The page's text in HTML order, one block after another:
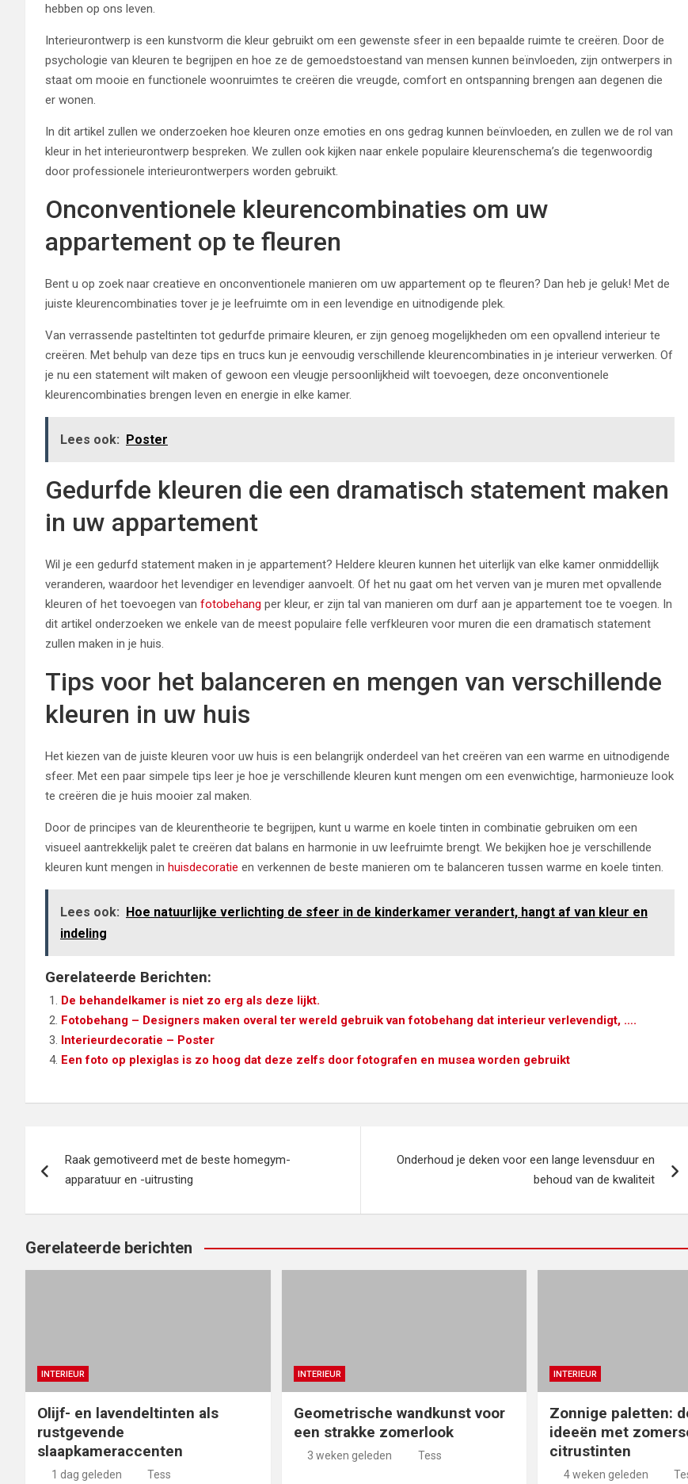
hebben op ons leven.
Interieurontwerp is een kunstvorm die kleur gebruikt om een gewenste sfeer in een bepaalde ruimte te creëren. Door de
psychologie van kleuren te begrijpen en hoe ze de gemoedstoestand van mensen kunnen beïnvloeden, zijn ontwerpers in
staat om mooie en functionele woonruimtes te creëren die vreugde, comfort en ontspanning brengen aan degenen die
er wonen.
In dit artikel zullen we onderzoeken hoe kleuren onze emoties en ons gedrag kunnen beïnvloeden, en zullen we de rol van
kleur in het interieurontwerp bespreken. We zullen ook kijken naar enkele populaire kleurenschema’s die tegenwoordig
door professionele interieurontwerpers worden gebruikt.
Onconventionele kleurencombinaties om uw
appartement op te fleuren
Bent u op zoek naar creatieve en onconventionele manieren om uw appartement op te fleuren? Dan heb je geluk! Met de
juiste kleurencombinaties tover je je leefruimte om in een levendige en uitnodigende plek.
Van verrassende pasteltinten tot gedurfde primaire kleuren, er zijn genoeg mogelijkheden om een opvallend interieur te
creëren. Met behulp van deze tips en trucs kun je eenvoudig verschillende kleurencombinaties in je interieur verwerken. Of
je nu een statement wilt maken of gewoon een vleugje persoonlijkheid wilt toevoegen, deze onconventionele
kleurencombinaties brengen leven en energie in elke kamer.
Lees ook: Poster
Gedurfde kleuren die een dramatisch statement maken
in uw appartement
Wil je een gedurfd statement maken in je appartement? Heldere kleuren kunnen het uiterlijk van elke kamer onmiddellijk
veranderen, waardoor het levendiger en levendiger aanvoelt. Of het nu gaat om het verven van je muren met opvallende
kleuren of het toevoegen van fotobehang per kleur, er zijn tal van manieren om durf aan je appartement toe te voegen. In
dit artikel onderzoeken we enkele van de meest populaire felle verfkleuren voor muren die een dramatisch statement
zullen maken in je huis.
Tips voor het balanceren en mengen van verschillende
kleuren in uw huis
Het kiezen van de juiste kleuren voor uw huis is een belangrijk onderdeel van het creëren van een warme en uitnodigende
sfeer. Met een paar simpele tips leer je hoe je verschillende kleuren kunt mengen om een evenwichtige, harmonieuze look
te creëren die je huis mooier zal maken.
Door de principes van de kleurentheorie te begrijpen, kunt u warme en koele tinten in combinatie gebruiken om een
visueel aantrekkelijk palet te creëren dat balans en harmonie in uw leefruimte brengt. We bekijken hoe je verschillende
kleuren kunt mengen in huisdecoratie en verkennen de beste manieren om te balanceren tussen warme en koele tinten.
Lees ook: Hoe natuurlijke verlichting de sfeer in de kinderkamer verandert, hangt af van kleur en
indeling
Gerelateerde Berichten:
De behandelkamer is niet zo erg als deze lijkt.
Fotobehang – Designers maken overal ter wereld gebruik van fotobehang dat interieur verlevendigt, ….
Interieurdecoratie – Poster
Een foto op plexiglas is zo hoog dat deze zelfs door fotografen en musea worden gebruikt
navigatie
Raak gemotiveerd met de beste homegym-
apparatuur en -uitrusting
Onderhoud je deken voor een lange levensduur en
behoud van de kwaliteit
Gerelateerde berichten
INTERIEUR
Olijf- en lavendeltinten als
rustgevende
slaapkameraccenten
1 dag geleden Tess
INTERIEUR
Geometrische wandkunst voor
een strakke zomerlook
3 weken geleden Tess
INTERIEUR
Zonnige paletten:
ideeën met
citrustinten
4 weken geleden